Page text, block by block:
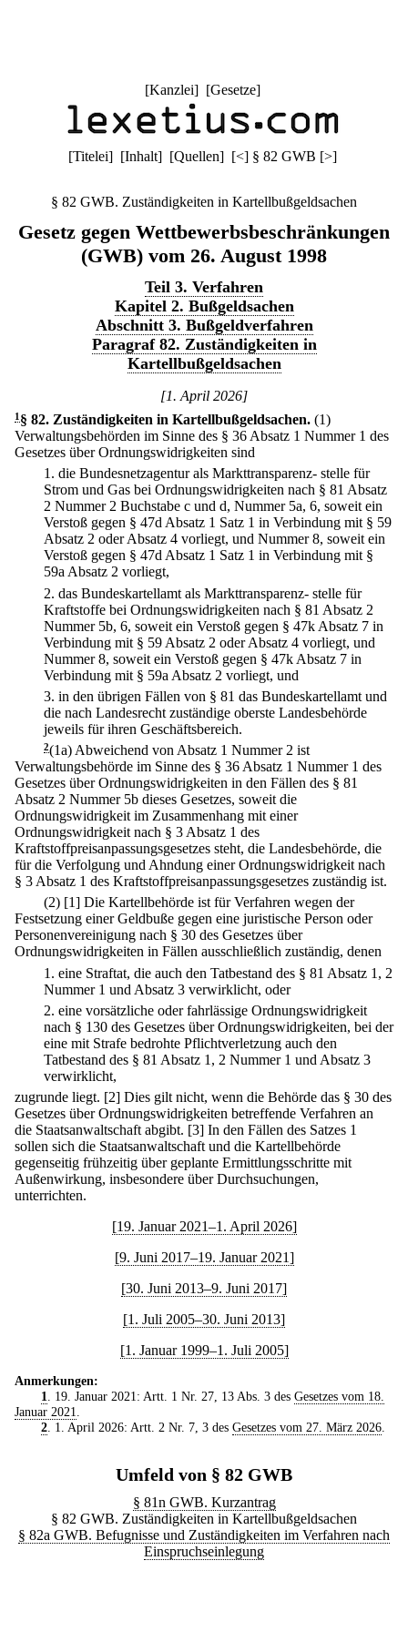
[Kanzlei] [Gesetze]
[Titelei] [Inhalt] [Quellen] [<] § 82 GWB [>]
§ 82 GWB. Zuständigkeiten in Kartellbußgeldsachen
Gesetz gegen Wettbewerbsbeschränkungen
(GWB) vom 26. August 1998
Teil 3. Verfahren
Kapitel 2. Bußgeldsachen
Abschnitt 3. Bußgeldverfahren
Paragraf 82. Zuständigkeiten in
Kartellbußgeldsachen
[1. April 2026]
1 § 82. Zuständigkeiten in Kartellbußgeldsachen. (1)
Verwaltungsbehörden im Sinne des § 36 Absatz 1 Nummer 1 des
Gesetzes über Ordnungswidrigkeiten sind
1. die Bundesnetzagentur als Markttransparenz- stelle für
Strom und Gas bei Ordnungswidrigkeiten nach § 81 Absatz
2 Nummer 2 Buchstabe c und d, Nummer 5a, 6, soweit ein
Verstoß gegen § 47d Absatz 1 Satz 1 in Verbindung mit § 59
Absatz 2 oder Absatz 4 vorliegt, und Nummer 8, soweit ein
Verstoß gegen § 47d Absatz 1 Satz 1 in Verbindung mit §
59a Absatz 2 vorliegt,
2. das Bundeskartellamt als Markttransparenz- stelle für
Kraftstoffe bei Ordnungswidrigkeiten nach § 81 Absatz 2
Nummer 5b, 6, soweit ein Verstoß gegen § 47k Absatz 7 in
Verbindung mit § 59 Absatz 2 oder Absatz 4 vorliegt, und
Nummer 8, soweit ein Verstoß gegen § 47k Absatz 7 in
Verbindung mit § 59a Absatz 2 vorliegt, und
3. in den übrigen Fällen von § 81 das Bundeskartellamt und
die nach Landesrecht zuständige oberste Landesbehörde
jeweils für ihren Geschäftsbereich.
2(1a) Abweichend von Absatz 1 Nummer 2 ist
Verwaltungsbehörde im Sinne des § 36 Absatz 1 Nummer 1 des
Gesetzes über Ordnungswidrigkeiten in den Fällen des § 81
Absatz 2 Nummer 5b dieses Gesetzes, soweit die
Ordnungswidrigkeit im Zusammenhang mit einer
Ordnungswidrigkeit nach § 3 Absatz 1 des
Kraftstoffpreisanpassungsgesetzes steht, die Landesbehörde, die
für die Verfolgung und Ahndung einer Ordnungswidrigkeit nach
§ 3 Absatz 1 des Kraftstoffpreisanpassungsgesetzes zuständig ist.
(2) [1] Die Kartellbehörde ist für Verfahren wegen der
Festsetzung einer Geldbuße gegen eine juristische Person oder
Personenvereinigung nach § 30 des Gesetzes über
Ordnungswidrigkeiten in Fällen ausschließlich zuständig, denen
1. eine Straftat, die auch den Tatbestand des § 81 Absatz 1, 2
Nummer 1 und Absatz 3 verwirklicht, oder
2. eine vorsätzliche oder fahrlässige Ordnungswidrigkeit
nach § 130 des Gesetzes über Ordnungswidrigkeiten, bei der
eine mit Strafe bedrohte Pflichtverletzung auch den
Tatbestand des § 81 Absatz 1, 2 Nummer 1 und Absatz 3
verwirklicht,
zugrunde liegt. [2] Dies gilt nicht, wenn die Behörde das § 30 des
Gesetzes über Ordnungswidrigkeiten betreffende Verfahren an
die Staatsanwaltschaft abgibt. [3] In den Fällen des Satzes 1
sollen sich die Staatsanwaltschaft und die Kartellbehörde
gegenseitig frühzeitig über geplante Ermittlungsschritte mit
Außenwirkung, insbesondere über Durchsuchungen,
unterrichten.
[19. Januar 2021–1. April 2026]
[9. Juni 2017–19. Januar 2021]
[30. Juni 2013–9. Juni 2017]
[1. Juli 2005–30. Juni 2013]
[1. Januar 1999–1. Juli 2005]
Anmerkungen:
1
. 19. Januar 2021: Artt. 1 Nr. 27, 13 Abs. 3 des Gesetzes vom 18.
Januar 2021
2. 1. April 2026: Artt. 2 Nr. 7, 3 des Gesetzes vom 27. März 2026.
Umfeld von § 82 GWB
§ 81n GWB. Kurzantrag
§ 82 GWB. Zuständigkeiten in Kartellbußgeldsachen
§ 82a GWB. Befugnisse und Zuständigkeiten im Verfahren nach
Einspruchseinlegung